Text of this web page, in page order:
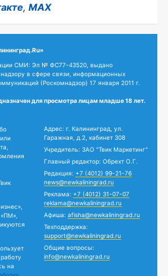
, MAX
СМИ: Эл № ФС77-43520, выдано
в сфере связи, информационных
(Роскомнадзор) 17 января 2011 г.
для просмотра лицам младше 18 лет.
на
Адрес: г. Калининград, ул.
Гаражная, д.2, кабинет 308
Учредитель: ЗАО "Твик Маркетинг"
Главный редактор: Обрехт О.Г.
Редакция: +7 (4012) 99-21-76
news@newkaliningrad.ru
Реклама: +7 (4012) 31-07-07
reklama@newkaliningrad.ru
Афиша: afisha@newkaliningrad.ru
Техподдержка:
support@newkaliningrad.ru
Общие вопросы:
info@newkaliningrad.ru